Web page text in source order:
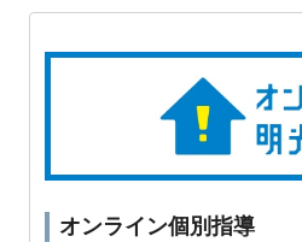
オンライン個別指導